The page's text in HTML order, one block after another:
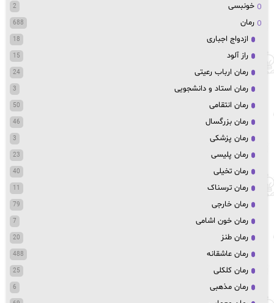
خونبسی 2
رمان 688
ازدواج اجباری 18
راز آلود 15
رمان ارباب رعیتی 24
رمان استاد و دانشجویی 3
رمان انتقامی 50
رمان بزرگسال 46
رمان پزشکی 3
رمان پلیسی 23
رمان تخیلی 40
رمان ترسناک 11
رمان خارجی 79
رمان خون اشامی 7
رمان طنز 20
رمان عاشقانه 488
رمان کلکلی 25
رمان مذهبی 6